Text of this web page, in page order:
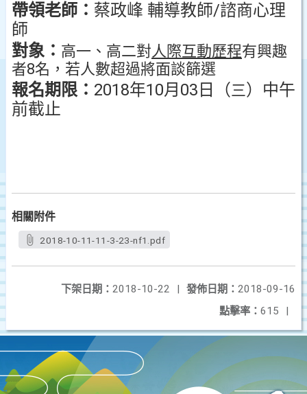
帶領老師： 蔡政峰 輔導教師/諮商心理
師
對象： 高一、高二對 人際互動歷程有興趣
者8名，若人數超過將面談篩選
報名期限： 2018年10月 03日（三）中午
前截止
相關附件
2018-10-11-11-3-23-nf1.pdf
發佈日期： 2018-09-16
下架日期： 2018-10-22
|
點擊率： 615 |